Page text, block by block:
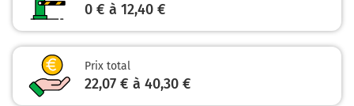
EU-LE-TREPORT
146 km
0 € à 12,40 €
Prix total
22,07 € à 40,30 €